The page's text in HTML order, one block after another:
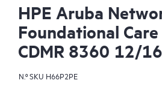
HPE Aruba
Foundational
CDMR 8360 12/
N.º SKU H66P2PE